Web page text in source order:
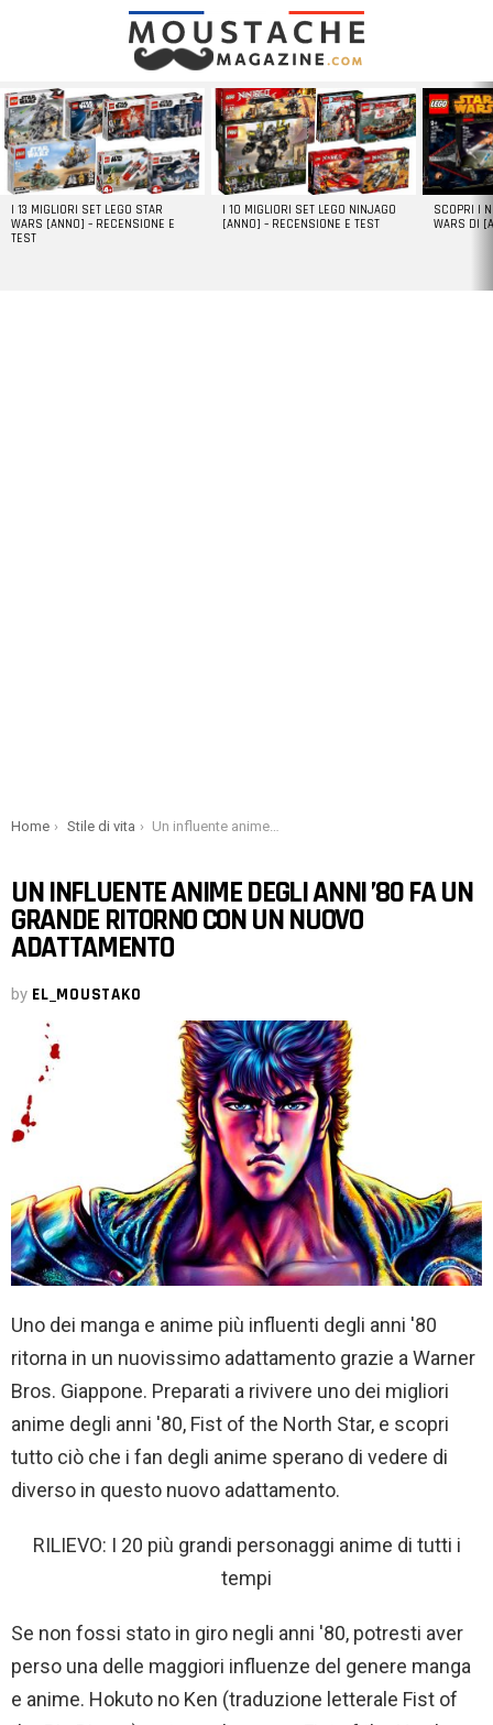
LATEST
STORIES
I 13 MIGLIORI SET LEGO STAR
WARS [ANNO] – RECENSIONE E
TEST
I 10 MIGLIORI SET LEGO NINJAGO
[ANNO] – RECENSIONE E TEST
SCOPRI I
WARS DI
You are here:
Home Stile di vita Un influente anime degli anni ’80 fa un grande ritorno con un nuovo adattamento
UN INFLUENTE ANIME DEGLI ANNI ’80 FA UN
GRANDE RITORNO CON UN NUOVO
ADATTAMENTO
by EL_MOUSTAKO
Uno dei manga e anime più influenti degli anni '80
ritorna in un nuovissimo adattamento grazie a Warner
Bros. Giappone. Preparati a rivivere uno dei migliori
anime degli anni '80, Fist of the North Star, e scopri
tutto ciò che i fan degli anime sperano di vedere di
diverso in questo nuovo adattamento.
RILIEVO: I 20 più grandi personaggi anime di tutti i
tempi
Se non fossi stato in giro negli anni '80, potresti aver
perso una delle maggiori influenze del genere manga
e anime. Hokuto no Ken (traduzione letterale Fist of